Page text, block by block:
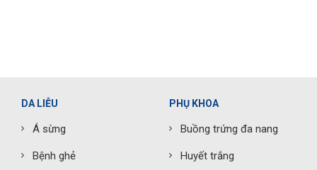
DA LIỄU
Á sừng
Bệnh ghẻ
PHỤ KHOA
Buồng trứng đa nang
Huyết trắng